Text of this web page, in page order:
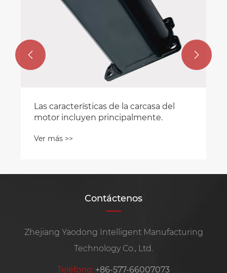
carcasa del
 
Contáctenos
Zhejiang Yaodong Intelligent Manufacturing
Technology Co., Ltd.
Teléfono: +86-577-66007073